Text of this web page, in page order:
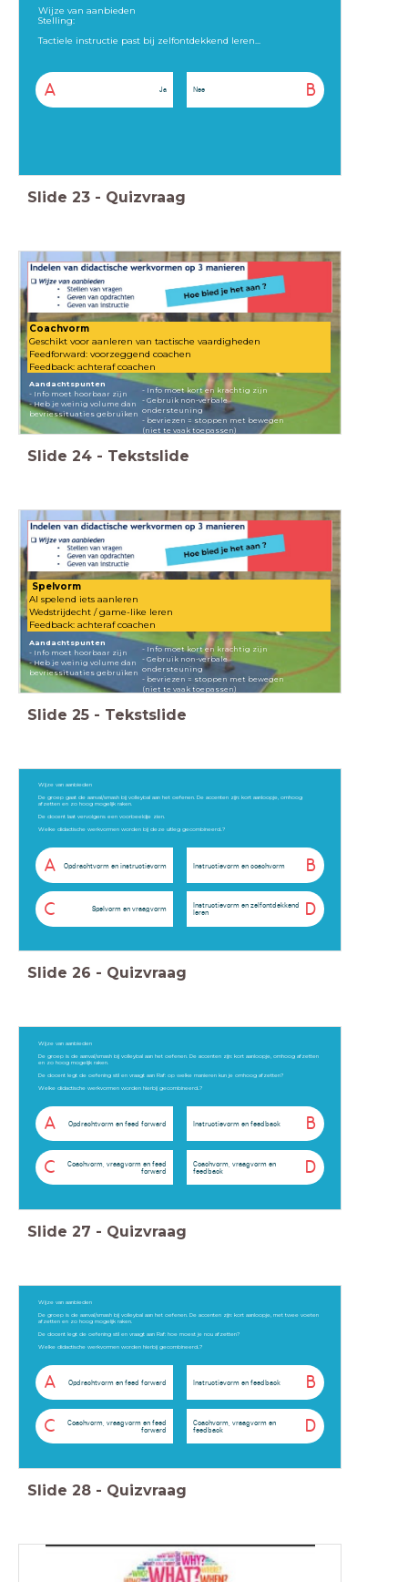
Wijze van aanbieden
Stelling:
Tactiele instructie past bij zelfontdekkend leren...
A Ja B
Nee
Slide 23 - Quizvraag
Coachvorm
Geschikt voor aanleren van tactische vaardigheden
Feedforward: voorzeggend coachen
Feedback: achteraf coachen
Aandachtspunten
- Info moet hoorbaar zijn
- Heb je weinig volume dan
bevriessituaties gebruiken
- Info moet kort en krachtig zijn
- Gebruik non-verbale
ondersteuning
- bevriezen = stoppen met bewegen
(niet te vaak toepassen)
Slide 24 - Tekstslide
Spelvorm
Al spelend iets aanleren
Wedstrijdecht / game-like leren
Feedback: achteraf coachen
Aandachtspunten
- Info moet hoorbaar zijn
- Heb je weinig volume dan
bevriessituaties gebruiken
- Info moet kort en krachtig zijn
- Gebruik non-verbale
ondersteuning
- bevriezen = stoppen met bewegen
(niet te vaak toepassen)
Slide 25 - Tekstslide
Wijze van aanbieden
De groep gaat de aanval/smash bij volleybal aan het oefenen. De accenten zijn: kort aanloopje, omhoog
afzetten en zo hoog mogelijk raken.
De docent laat vervolgens een voorbeeldje zien.
Welke didactische werkvormen worden bij deze uitleg gecombineerd..?
A Opdrachtvorm en instructievorm B
Instructievorm en coachvorm
C Spelvorm en vraagvorm D
Instructievorm en zelfontdekkend
leren
Slide 26 - Quizvraag
Wijze van aanbieden
De groep is de aanval/smash bij volleybal aan het oefenen. De accenten zijn: kort aanloopje, omhoog afzetten
en zo hoog mogelijk raken.
De docent legt de oefening stil en vraagt aan Raf: op welke manieren kun je omhoog afzetten?
Welke didactische werkvormen worden hierbij gecombineerd..?
A Opdrachtvorm en feed forward B
Instructievorm en feedback
C
Coachvorm, vraagvorm en feed
forward
D
Coachvorm, vraagvorm en
feedback
Slide 27 - Quizvraag
Wijze van aanbieden
De groep is de aanval/smash bij volleybal aan het oefenen. De accenten zijn: kort aanloopje, met twee voeten
afzetten en zo hoog mogelijk raken.
De docent legt de oefening stil en vraagt aan Raf: hoe moest je nou afzetten?
Welke didactische werkvormen worden hierbij gecombineerd..?
A Opdrachtvorm en feed forward B
Instructievorm en feedback
C
Coachvorm, vraagvorm en feed
forward
D
Coachvorm, vraagvorm en
feedback
Slide 28 - Quizvraag